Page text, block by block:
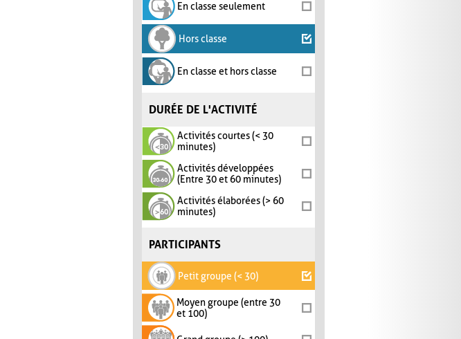
En classe seulement
Hors classe
En classe et hors classe
DURÉE DE L'ACTIVITÉ
Activités courtes (< 30
minutes)
Activités développées
(Entre 30 et 60 minutes)
Activités élaborées (> 60
minutes)
PARTICIPANTS
Petit groupe (< 30)
Moyen groupe (entre 30
et 100)